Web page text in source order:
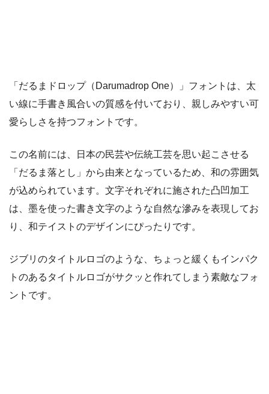
「だるまドロップ（Darumadrop One）」フォントは、太
い線に手書き風合いの質感を付いており、親しみやすい可
愛らしさを持つフォントです。
この名前には、日本の民芸や伝統工芸を思い起こさせる
「だるま落とし」から由来となっているため、和の雰囲気
が込められています。文字それぞれに施された凸凹加工
は、墨を使った書き文字のような自然な滲みを表現してお
り、和テイストのデザインにぴったりです。
ジブリのタイトルロゴのような、ちょっと緩くもインパク
トのあるタイトルロゴがサクッと作れてしまう素敵なフォ
ントです。